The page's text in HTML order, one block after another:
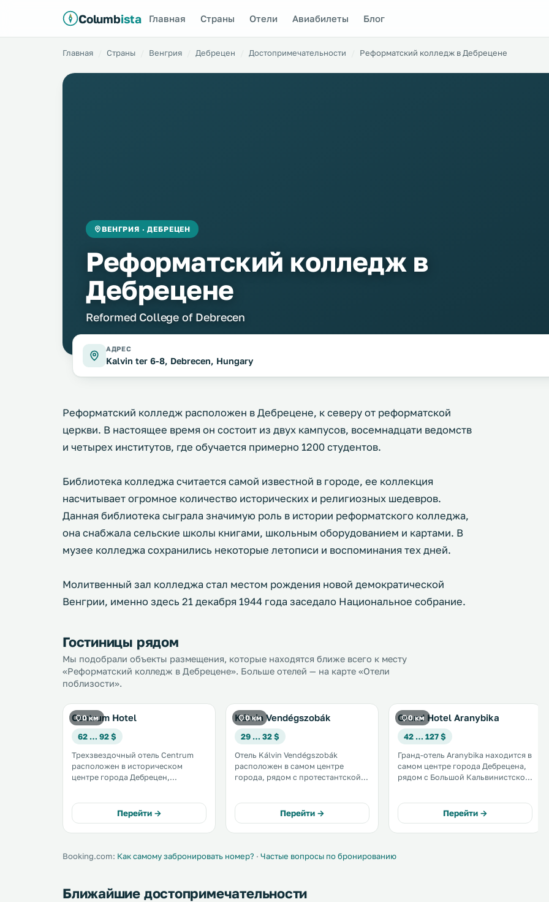
Columbista Главная Страны Отели Авиабилеты Блог
Главная Страны Венгрия Дебрецен Достопримечательности Реформатский колледж в Дебрецене
ВЕНГРИЯ · ДЕБРЕЦЕН
Реформатский колледж в
Дебрецене
Reformed College of Debrecen
АДРЕС
Kalvin ter 6-8, Debrecen, Hungary
Реформатский колледж расположен в Дебрецене, к северу от реформатской
церкви. В настоящее время он состоит из двух кампусов, восемнадцати ведомств
и четырех институтов, где обучается примерно 1200 студентов.
Библиотека колледжа считается самой известной в городе, ее коллекция
насчитывает огромное количество исторических и религиозных шедевров.
Данная библиотека сыграла значимую роль в истории реформатского колледжа,
она снабжала сельские школы книгами, школьным оборудованием и картами. В
музее колледжа сохранились некоторые летописи и воспоминания тех дней.
Молитвенный зал колледжа стал местом рождения новой демократической
Венгрии, именно здесь 21 декабря 1944 года заседало Национальное собрание.
Гостиницы рядом
Мы подобрали объекты размещения, которые находятся ближе всего к месту
«Реформатский колледж в Дебрецене». Больше отелей — на карте «Отели
поблизости».
0 км
Centrum Hotel
62 … 92 $
Трехзвездочный отель Centrum
расположен в историческом
центре города Дебрецен,
наиболее важных офисов и
организаций города. К услугам
гостей бесплатные Wi-Fi и
Перейти →
0 км
Kálvin Vendégszobák
29 … 32 $
Отель Kálvin Vendégszobák
расположен в самом центре
города, рядом с протестантской
неоклассическом стиле. .
Перейти →
0 км
Grand Hotel Aranybika
42 … 127 $
Гранд-отель Aranybika находится в
самом центре города Дебрецена,
рядом с Большой Кальвинистской
люстрами, где подают блюда
венгерской и интернациональной
кухни. .
Перейти →
Booking.com: Как самому забронировать номер? · Частые вопросы по бронированию
Ближайшие достопримечательности